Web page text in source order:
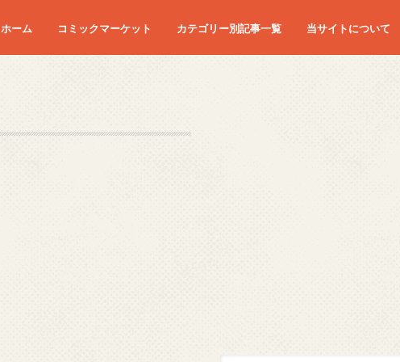
ホーム コミックマーケット
コミケC90
コミケC91
コミケC92
コミケC93
コミケC94
コミケC95
カテゴリー別記事一覧 当サイトについて